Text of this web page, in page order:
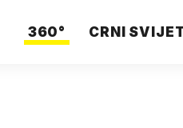
360° CRNI